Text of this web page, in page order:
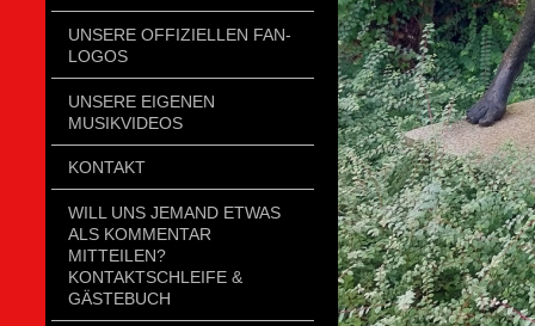
UNSERE OFFIZIELLEN FAN-
LOGOS
UNSERE EIGENEN
MUSIKVIDEOS
KONTAKT
WILL UNS JEMAND ETWAS
ALS KOMMENTAR
MITTEILEN?
KONTAKTSCHLEIFE &
GÄSTEBUCH